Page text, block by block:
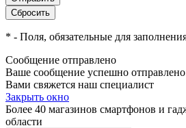
* - Поля, обязательные для
Сообщение отправлено
Ваше сообщение успешно
Вами свяжется наш специалист
Закрыть окно
Более 40 магазинов смартфонов и
области